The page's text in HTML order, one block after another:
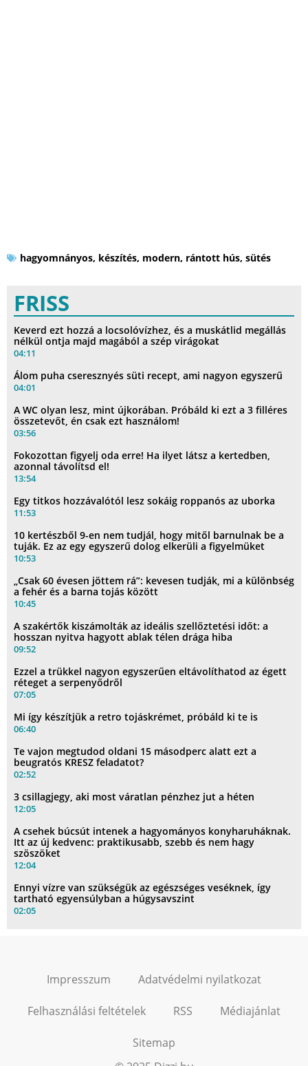
hagyomnányos, készítés, modern, rántott hús, sütés
FRISS
Keverd ezt hozzá a locsolóvízhez, és a muskátlid megállás
nélkül ontja majd magából a szép virágokat
04:11
Álom puha cseresznyés süti recept, ami nagyon egyszerű
04:01
A WC olyan lesz, mint újkorában. Próbáld ki ezt a 3 filléres
összetevőt, én csak ezt használom!
03:56
Fokozottan figyelj oda erre! Ha ilyet látsz a kertedben,
azonnal távolítsd el!
13:54
Egy titkos hozzávalótól lesz sokáig roppanós az uborka
11:53
10 kertészből 9-en nem tudjál, hogy mitől barnulnak be a
tuják. Ez az egy egyszerű dolog elkerüli a figyelmüket
10:53
„Csak 60 évesen jöttem rá”: kevesen tudják, mi a különbség
a fehér és a barna tojás között
10:45
A szakértők kiszámolták az ideális szellőztetési időt: a
hosszan nyitva hagyott ablak télen drága hiba
09:52
Ezzel a trükkel nagyon egyszerűen eltávolíthatod az égett
réteget a serpenyődről
07:05
Mi így készítjük a retro tojáskrémet, próbáld ki te is
06:40
Te vajon megtudod oldani 15 másodperc alatt ezt a
beugratós KRESZ feladatot?
02:52
3 csillagjegy, aki most váratlan pénzhez jut a héten
12:05
A csehek búcsút intenek a hagyományos konyharuháknak.
Itt az új kedvenc: praktikusabb, szebb és nem hagy
szöszöket
12:04
Ennyi vízre van szükségük az egészséges veséknek, így
tartható egyensúlyban a húgysavszint
02:05
Impresszum Adatvédelmi nyilatkozat
Felhasználási feltételek RSS Médiajánlat
Sitemap